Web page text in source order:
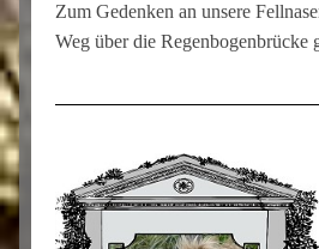
Kontakt
Zum Gedenken an unsere
Weg über die Regenbogenbrücke